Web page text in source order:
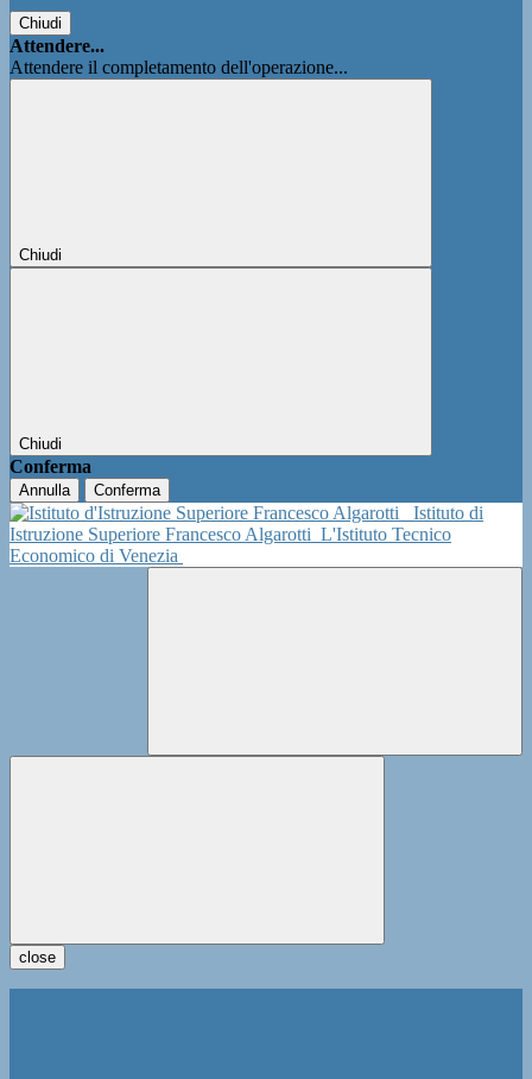
Chiudi
Attendere...
Attendere il completamento dell'operazione...
Chiudi
Chiudi
Conferma
Annulla Conferma
Istituto di
Istruzione Superiore Francesco Algarotti L'Istituto Tecnico
Economico di Venezia
close